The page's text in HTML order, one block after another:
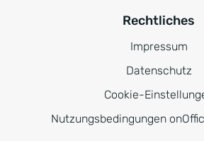
Rechtliches
Impressum
Datenschutz
Cookie-
Nutzungsbedingungen